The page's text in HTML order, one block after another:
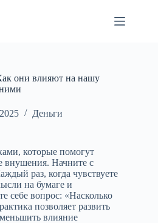
они влияют на нашу
Деньги
которые помогут
внушения. Начните с
раз, когда чувствуете
на бумаге и
себе вопрос: «Насколько
позволяет развить
влияние